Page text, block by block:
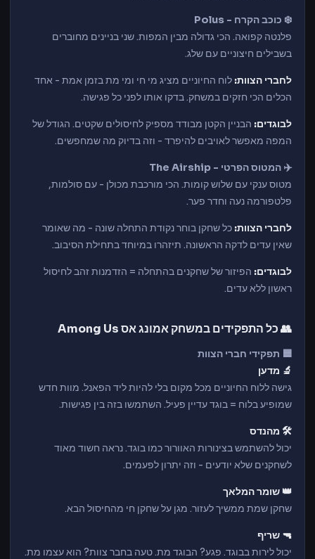
❄️ כוכב הקרח - Polus
פלנטה קפואה. הכי גדולה מבין המפות. שני בניינים מחוברים
בשבילים חיצוניים עם שלג.
לחברי הצוות: לוח החיוניים מציג מי חי ומי מת בזמן אמת - אחד
הכלים הכי חזקים במשחק. בדקו אותו לפני כל פגישה.
לבוגדים: הבניין הקטן מבודד מספיק לחיסולים שקטים. הגודל של
המפה מאפשר לאויבים להיפרד - וזה בדיוק מה שמחפשים.
✈️ המטוס הפרטי - The Airship
מטוס ענקי עם שלוש קומות. הכי מורכבת מכולן - עם סולמות,
פלטפורמה נעה וחדר פער.
לחברי הצוות: כל שחקן בוחר נקודת התחלה שונה - מה שאומר
שאין עדים לדקה הראשונה. תיזהרו במיוחד בתחילת הסיבוב.
לבוגדים: הפיזור של שחקנים בהתחלה = הזדמנות זהב לחיסול
ראשון ללא עדים.
👥 כל התפקידים במשחק אמונג אס Among Us
🟦 תפקידי חברי הצוות
🔬 מדען
גישה ללוח החיוניים מכל מקום בלי להיות ליד הפאנל. מוות חדש
שמופיע בלוח = בוגד עדיין פעיל. השתמשו בזה בין פגישות.
🛠️ מהנדס
יכול להשתמש בצינורות האוורור כמו בוגד. נראה חשוד מאוד
לשחקנים שלא יודעים - וזה יתרון לפעמים.
👑 שומר המלאך
שחקן שמת ממשיך לעזור. מגן על שחקן חי מהחיסול הבא.
🔫 שריף
יכול לירות בבוגד. פגע? הבוגד מת. טעה בחבר צוות? הוא עצמו מת.